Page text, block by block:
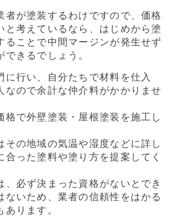
者が塗装するわけですので、価格
と考えているなら、はじめから塗
ることで中間マージンが発生せず
きるでしょう。
に行い、自分たちで材料を仕入
なので余計な仲介料がかかりませ
格で外壁塗装・屋根塗装を施工し
その地域の気温や湿度などに詳し
合った塗料や塗り方を提案してく
、必ず決まった資格がないとでき
ないため、業者の信頼性をはかる
ります。